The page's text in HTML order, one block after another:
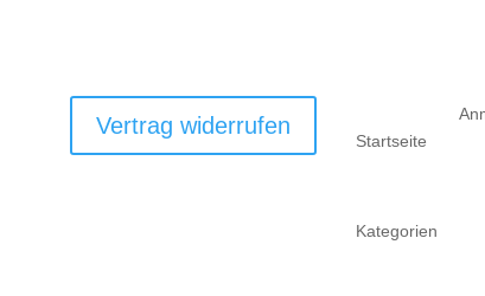
Startseite
Kategorien
Vertrag widerrufen